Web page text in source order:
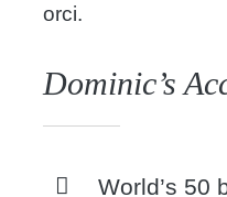
orci.
Dominic’s
World’s 50